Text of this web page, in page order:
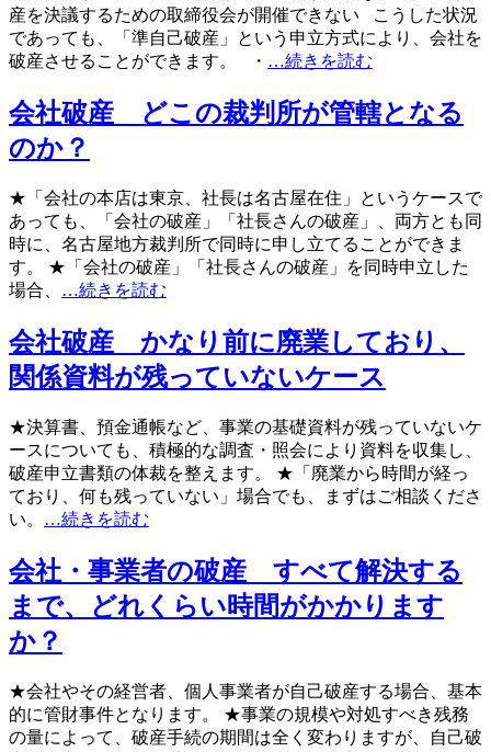
産を決議するための取締役会が開催できない こうした状況
であっても、「準自己破産」という申立方式により、会社を
破産させることができます。 ・ …続きを読む
会社破産 どこの裁判所が管轄となる
のか？
★「会社の本店は東京、社長は名古屋在住」というケースで
あっても、「会社の破産」「社長さんの破産」、両方とも同
時に、名古屋地方裁判所で同時に申し立てることができま
す。 ★「会社の破産」「社長さんの破産」を同時申立した
場合、 …続きを読む
会社破産 かなり前に廃業しており、
関係資料が残っていないケース
★決算書、預金通帳など、事業の基礎資料が残っていないケ
ースについても、積極的な調査・照会により資料を収集し、
破産申立書類の体裁を整えます。 ★「廃業から時間が経っ
ており、何も残っていない」場合でも、まずはご相談くださ
い。 …続きを読む
会社・事業者の破産 すべて解決する
まで、どれくらい時間がかかります
か？
★会社やその経営者、個人事業者が自己破産する場合、基本
的に管財事件となります。 ★事業の規模や対処すべき残務
の量によって、破産手続の期間は全く変わりますが、自己破